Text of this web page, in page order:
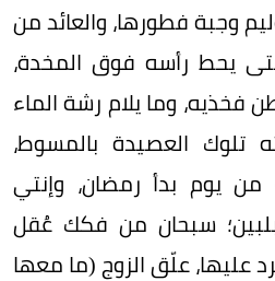
وجبة فطورها، والعائد من
يحط رأسه فوق المخدة،
فخذيه، وما يلام رشة الماء
تلوك العصيدة بالمسوط،
يوم بدأ رمضان، وإنتي
سبحان من فكك عُقل
عليها، علّق الزوج (ما معها